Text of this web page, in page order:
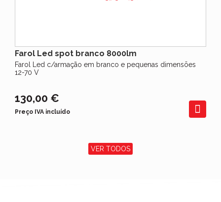
Farol Led spot branco 8000lm
Farol Led c/armação em branco e pequenas dimensões
12-70 V
130,00 €
Preço IVA incluído
VER TODOS